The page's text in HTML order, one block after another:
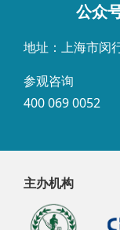
公众
地址：上海市闵
参观咨询
400 069 0052
主办机构